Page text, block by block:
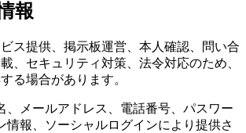
報
ス提供、掲示板運営、本人確認、問い合
、セキュリティ対策、法令対応のため、
る場合があります。
、メールアドレス、電話番号、パスワー
情報、ソーシャルログインにより提供さ